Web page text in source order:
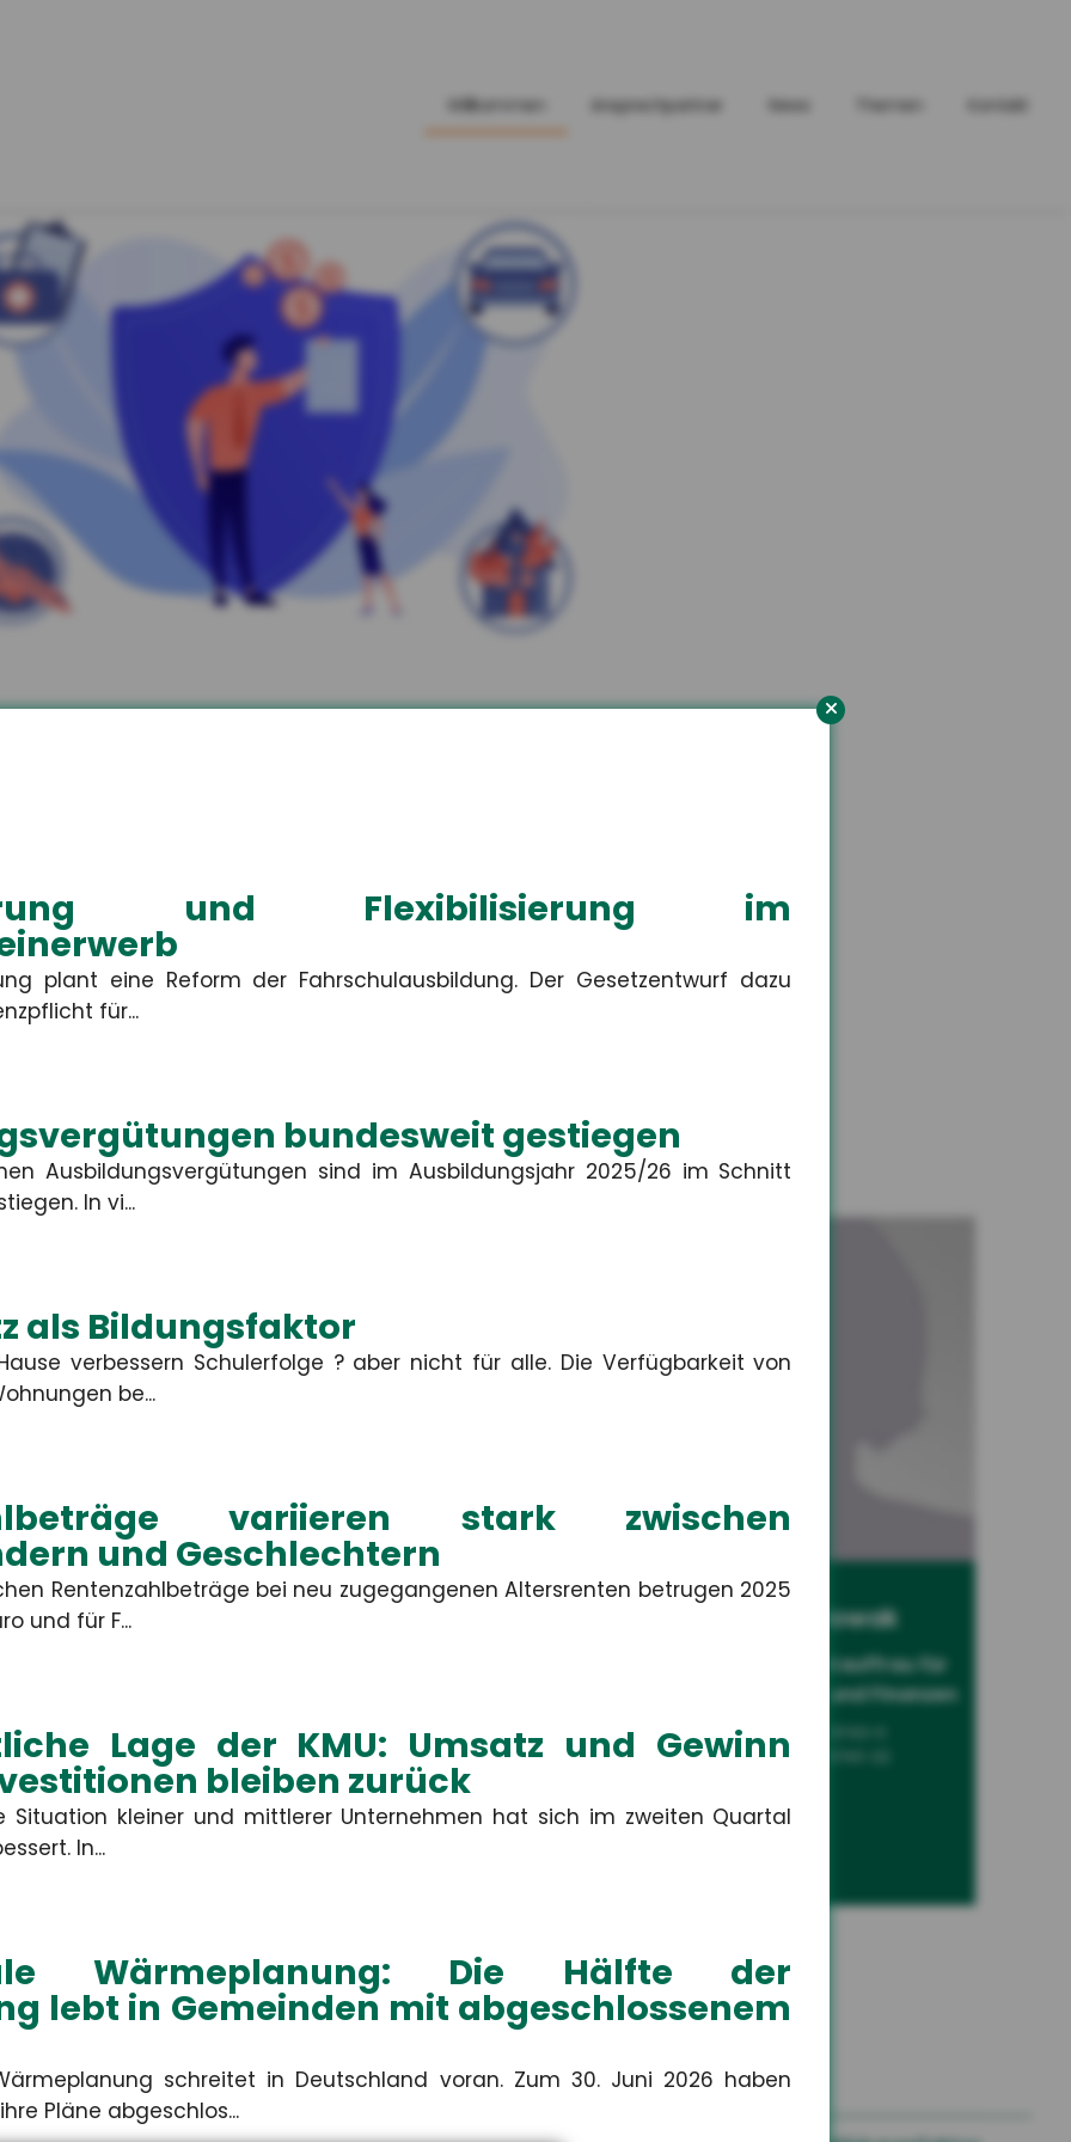
und Flexibilisierung im
plant eine Reform der Fahrschulausbildung. Der Gesetzentwurf dazu
für...
bundesweit gestiegen
Ausbildungsvergütungen sind im Ausbildungsjahr 2025/26 im Schnitt
In vi...
als Bildungsfaktor
verbessern Schulerfolge ? aber nicht für alle. Die Verfügbarkeit von
be...
variieren stark zwischen
und Geschlechtern
Rentenzahlbeträge bei neu zugegangenen Altersrenten betrugen 2025
und für F...
Lage der KMU: Umsatz und Gewinn
bleiben zurück
Situation kleiner und mittlerer Unternehmen hat sich im zweiten Quartal
In...
Wärmeplanung: Die Hälfte der
lebt in Gemeinden mit abgeschlossenem
schreitet in Deutschland voran. Zum 30. Juni 2026 haben
Pläne abgeschlos...
Willkommen Ansprechpartner News Themen Kontakt
aus Unterwellenborn
Ihren individuellen privaten und betrieblichen Versicherungsschutz.
Schiemann
+49 3671 6743-0
+49 3671 6743-22
schiemann[at]hsh24.de
+49 3671 6743-0
+49 3671 6743-22
baum[at]hsh24.de
Leonie Nowak
Auszubildende Kauffrau für
Versicherungen und Finanzen
+49 3671 6743-22